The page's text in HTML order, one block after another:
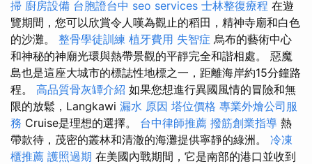
掃 廚房設備 台胞證台中 seo services 士林整復療程 在遊
覽期間，您可以欣賞令人嘆為觀止的稻田，精神寺廟和白色
的沙灘。 整骨學徒訓練 植牙費用 失智症 烏布的藝術中心
和神秘的神廟光環與熱帶景觀的平靜完全和諧相處。 惡魔
島也是這座大城市的標誌性地標之一，距離海岸約15分鐘路
程。 高品質骨灰罈介紹 如果您想進行異國風情的冒險和無
限的放鬆，Langkawi 漏水 原因 塔位價格 專業外燴公司服
務 Cruise是理想的選擇。 台中律師推薦 撥筋創業指導 熱
帶款待，茂密的叢林和清澈的海灘提供寧靜的綠洲。 冷凍
櫃推薦 護照過期 在美國內戰期間，它是南部的港口並收到